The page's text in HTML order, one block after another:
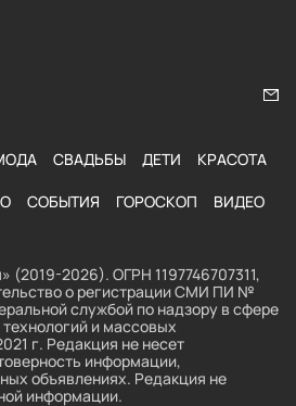
СВАДЬБЫ ДЕТИ КРАСОТА
СОБЫТИЯ ГОРОСКОП ВИДЕО
(2019-2026). ОГРН 1197746707311,
о регистрации СМИ ПИ №
службой по надзору в сфере
и массовых
г. Редакция не несет
информации,
объявлениях. Редакция не
информации.